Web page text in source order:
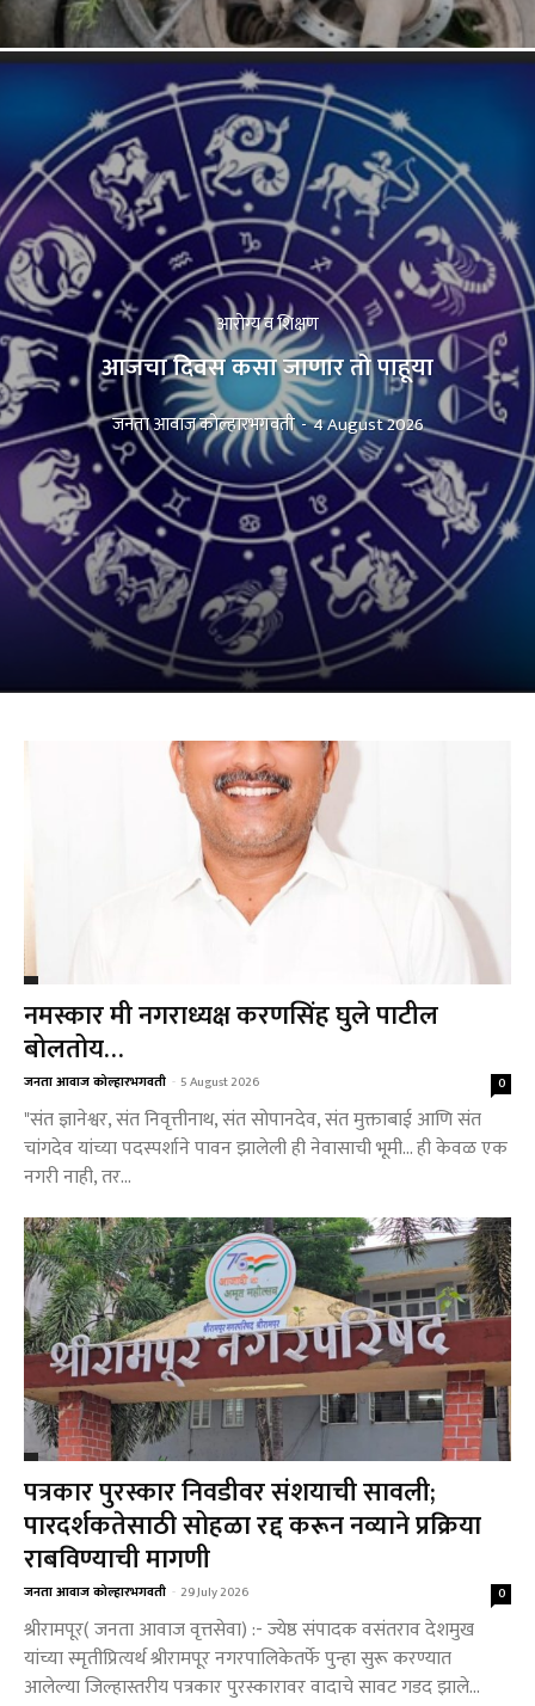
आरोग्य व शिक्षण
आजचा दिवस कसा जाणार तो पाहूया
जनता आवाज कोल्हारभगवती - 4 August 2026
नमस्कार मी नगराध्यक्ष करणसिंह घुले पाटील
बोलतोय…
जनता आवाज कोल्हारभगवती - 5 August 2026 0
"संत ज्ञानेश्वर, संत निवृत्तीनाथ, संत सोपानदेव, संत मुक्ताबाई आणि संत
चांगदेव यांच्या पदस्पर्शाने पावन झालेली ही नेवासाची भूमी… ही केवळ एक
नगरी नाही, तर...
पत्रकार पुरस्कार निवडीवर संशयाची सावली;
पारदर्शकतेसाठी सोहळा रद्द करून नव्याने प्रक्रिया
राबविण्याची मागणी
जनता आवाज कोल्हारभगवती - 29 July 2026 0
श्रीरामपूर( जनता आवाज वृत्तसेवा) :- ज्येष्ठ संपादक वसंतराव देशमुख
यांच्या स्मृतीप्रित्यर्थ श्रीरामपूर नगरपालिकेतर्फे पुन्हा सुरू करण्यात
आलेल्या जिल्हास्तरीय पत्रकार पुरस्कारावर वादाचे सावट गडद झाले...